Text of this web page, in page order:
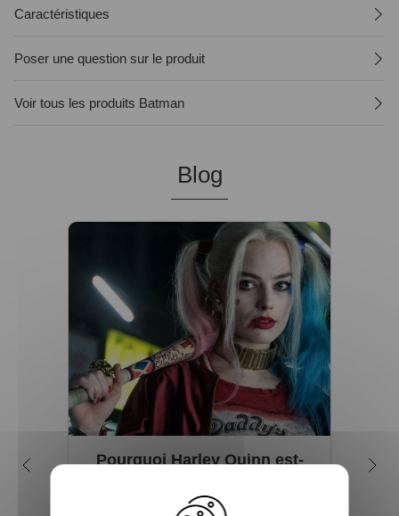
Caractéristiques
Poser une question sur le produit
Voir tous les produits Batman
Blog
Pourquoi Harley Quinn est-